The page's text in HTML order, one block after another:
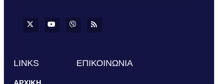
LINKS ΕΠΙΚΟΙΝΩΝΙΑ